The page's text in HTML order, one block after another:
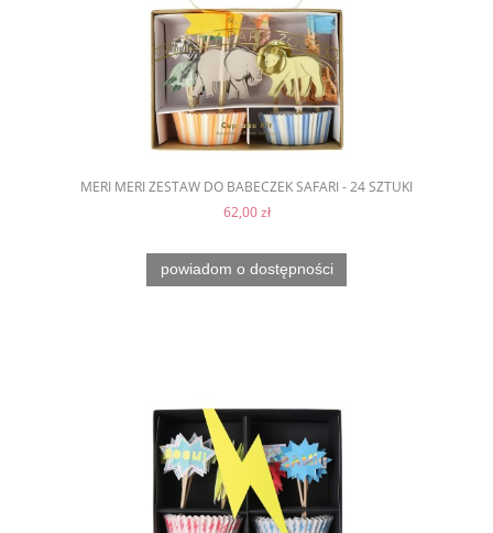
MERI MERI ZESTAW DO BABECZEK SAFARI - 24 SZTUKI
62,00 zł
powiadom o dostępności